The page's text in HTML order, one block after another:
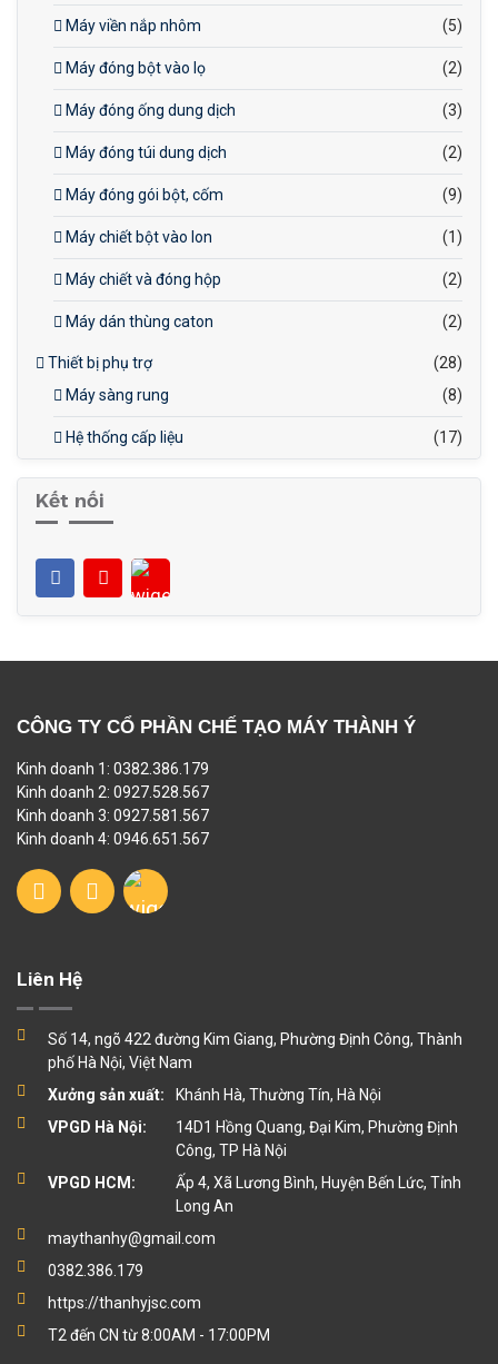
Máy viền nắp nhôm (5)
Máy đóng bột vào lọ (2)
Máy đóng ống dung dịch (3)
Máy đóng túi dung dịch (2)
Máy đóng gói bột, cốm (9)
Máy chiết bột vào lon (1)
Máy chiết và đóng hộp (2)
Máy dán thùng caton (2)
Thiết bị phụ trợ
(28)
Máy sàng rung
(8)
Hệ thống cấp liệu (17)
Kết nối
CÔNG TY CỔ PHẦN CHẾ TẠO MÁY THÀNH Ý
Kinh doanh 1: 0382.386.179
Kinh doanh 2: 0927.528.567
Kinh doanh 3: 0927.581.567
Kinh doanh 4: 0946.651.567
Liên Hệ
Số 14, ngõ 422 đường Kim Giang, Phường Định Công, Thành
phố Hà Nội, Việt Nam
Xưởng sản xuất:
Khánh Hà, Thường Tín, Hà Nội
VPGD Hà Nội:
14D1 Hồng Quang, Đại Kim, Phường Định
Công, TP Hà Nội
VPGD HCM:
Ấp 4, Xã Lương Bình, Huyện Bến Lức, Tỉnh
Long An
maythanhy@gmail.com
0382.386.179
https://thanhyjsc.com
T2 đến CN từ 8:00AM - 17:00PM